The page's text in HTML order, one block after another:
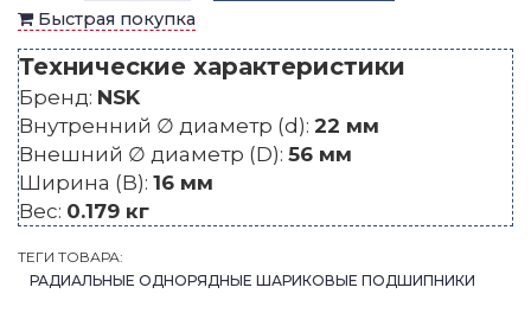
Быстрая покупка
Технические характеристики
Бренд: NSK
Внутренний ∅ диаметр (d): 22 мм
Внешний ∅ диаметр (D): 56 мм
Ширина (B): 16 мм
Вес: 0.179 кг
ТЕГИ ТОВАРА:
РАДИАЛЬНЫЕ ОДНОРЯДНЫЕ ШАРИКОВЫЕ ПОДШИПНИКИ